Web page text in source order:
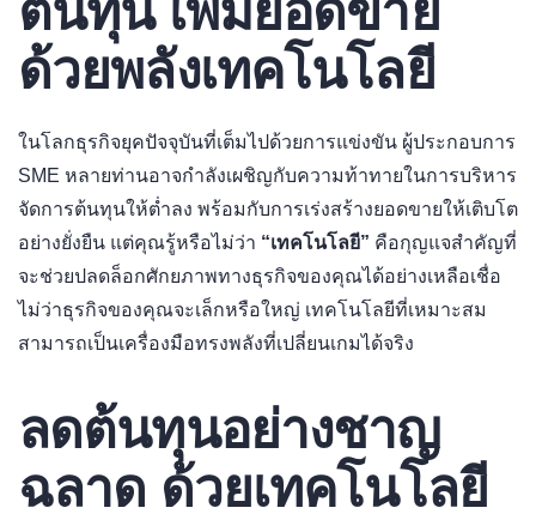
ด้วยพลังเทคโนโลยี
ในโลกธุรกิจยุคปัจจุบันที่เต็มไปด้วยการแข่งขัน ผู้ประกอบการ
SME หลายท่านอาจกำลังเผชิญกับความท้าทายในการบริหาร
จัดการต้นทุนให้ต่ำลง พร้อมกับการเร่งสร้างยอดขายให้เติบโต
อย่างยั่งยืน แต่คุณรู้หรือไม่ว่า “เทคโนโลยี” คือกุญแจสำคัญที่
จะช่วยปลดล็อกศักยภาพทางธุรกิจของคุณได้อย่างเหลือเชื่อ
ไม่ว่าธุรกิจของคุณจะเล็กหรือใหญ่ เทคโนโลยีที่เหมาะสม
สามารถเป็นเครื่องมือทรงพลังที่เปลี่ยนเกมได้จริง
ลดต้นทุนอย่างชาญ
ฉลาด ด้วยเทคโนโลยี